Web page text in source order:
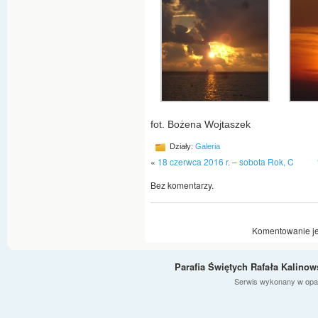
fot. Bożena Wojtaszek
Działy: Galeria
« 18 czerwca 2016 r. – sobota Rok, C
Bez komentarzy.
Komentowanie
Parafia Świętych Rafała
Serwis wykonany w